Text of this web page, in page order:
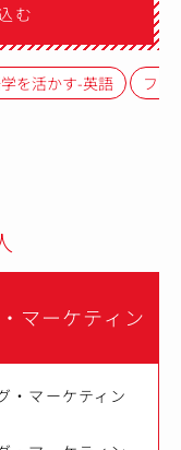
む
を活かす-英語 フレ
マーケティン
・マーケティン